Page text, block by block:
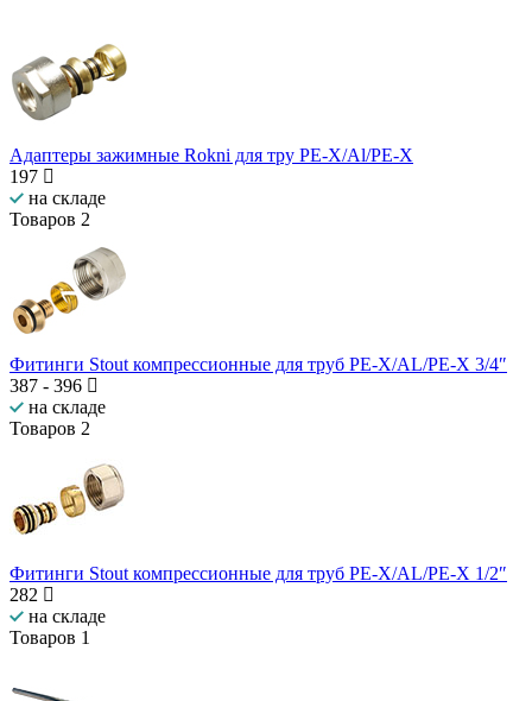
Адаптеры зажимные Rokni для тру PE-X/Al/PE-X
197
на складе
Товаров 2
Фитинги Stout компрессионные для труб PE-X/AL/PE-X 3/4″
387 - 396
на складе
Товаров 2
Фитинги Stout компрессионные для труб PE-X/AL/PE-X 1/2″
282
на складе
Товаров 1